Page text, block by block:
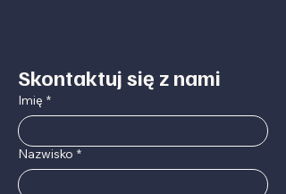
Skontaktuj się z nami
Imię *
Nazwisko *